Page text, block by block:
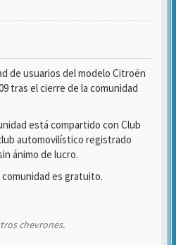
de usuarios del modelo Citroën
tras el cierre de la comunidad
está compartido con Club
automovilístico registrado
ánimo de lucro.
es gratuito.
chevrones.